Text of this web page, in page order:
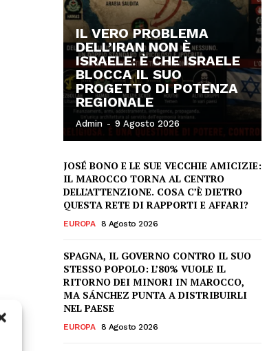
IL VERO PROBLEMA
DELL’IRAN NON È
ISRAELE: È CHE ISRAELE
BLOCCA IL SUO
PROGETTO DI POTENZA
REGIONALE
Admin - 9 Agosto 2026
JOSÉ BONO E LE SUE VECCHIE AMICIZIE:
IL MAROCCO TORNA AL CENTRO
DELL’ATTENZIONE. COSA C’È DIETRO
QUESTA RETE DI RAPPORTI E AFFARI?
EUROPA 8 Agosto 2026
SPAGNA, IL GOVERNO CONTRO IL SUO
STESSO POPOLO: L’80% VUOLE IL
RITORNO DEI MINORI IN MAROCCO,
MA SÁNCHEZ PUNTA A DISTRIBUIRLI
NEL PAESE
EUROPA 8 Agosto 2026